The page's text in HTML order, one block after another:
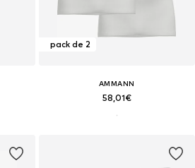
pack de 2
AMMANN
58,01€